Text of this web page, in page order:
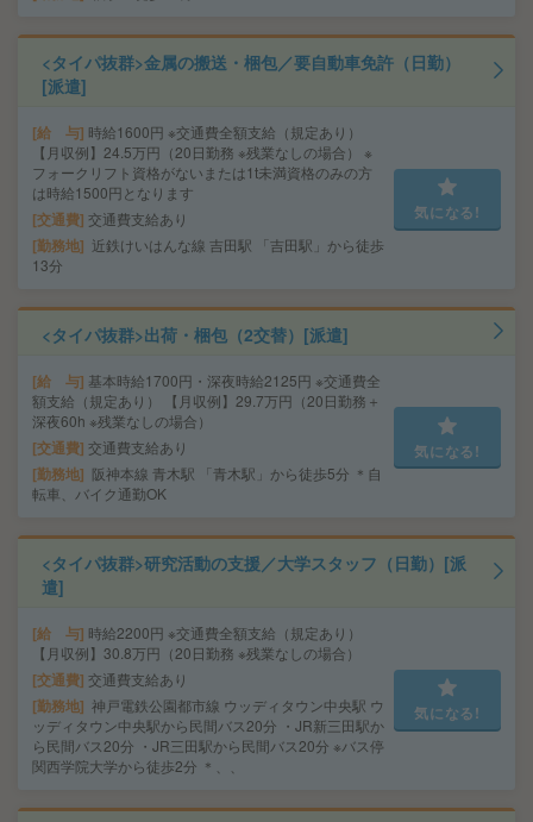
<タイパ抜群>金属の搬送・梱包／要自動車免許（日勤）
[派遣]
給 与 時給1600円 ※交通費全額支給（規定あり）
【月収例】24.5万円（20日勤務 ※残業なしの場合） ※
フォークリフト資格がないまたは1t未満資格のみの方
は時給1500円となります
交通費 交通費支給あり
勤務地
近鉄けいはんな線 吉田駅 「吉田駅」から徒歩
13分
気になる!
<タイパ抜群>出荷・梱包（2交替）[派遣]
給 与 基本時給1700円・深夜時給2125円 ※交通費全
額支給（規定あり） 【月収例】29.7万円（20日勤務＋
深夜60h ※残業なしの場合）
交通費 交通費支給あり
勤務地
阪神本線 青木駅 「青木駅」から徒歩5分 ＊自
転車、バイク通勤OK
気になる!
<タイパ抜群>研究活動の支援／大学スタッフ（日勤）[派
遣]
給 与 時給2200円 ※交通費全額支給（規定あり）
【月収例】30.8万円（20日勤務 ※残業なしの場合）
交通費 交通費支給あり
勤務地 神戸電鉄公園都市線 ウッディタウン中央駅 ウ
ッディタウン中央駅から民間バス20分 ・JR新三田駅か
ら民間バス20分 ・JR三田駅から民間バス20分 ※バス停
関西学院大学から徒歩2分 ＊、、
気になる!